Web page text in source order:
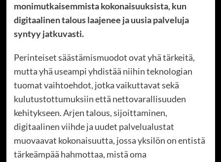
monimutkaisemmista kokonaisuuksista, kun
digitaalinen talous laajenee ja uusia palveluja
syntyy jatkuvasti.
Perinteiset säästämismuodot ovat yhä tärkeitä,
mutta yhä useampi yhdistää niihin teknologian
tuomat vaihtoehdot, jotka vaikuttavat sekä
kulutustottumuksiin että nettovarallisuuden
kehitykseen. Arjen talous, sijoittaminen,
digitaalinen viihde ja uudet palvelualustat
muovaavat kokonaisuutta, jossa yksilön on entistä
tärkeämpää hahmottaa, mistä oma